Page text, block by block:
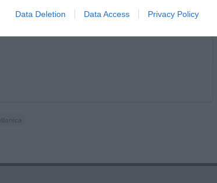
Data Deletion Data Access Privacy Policy